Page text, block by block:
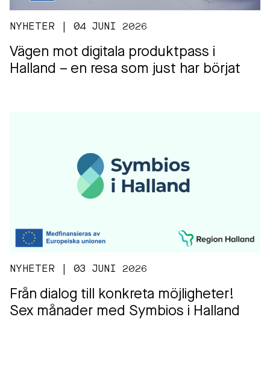
NYHETER | 04 JUNI 2026
Vägen mot digitala produktpass i
Halland – en resa som just har börjat
NYHETER | 03 JUNI 2026
Från dialog till konkreta möjligheter!
Sex månader med Symbios i Halland